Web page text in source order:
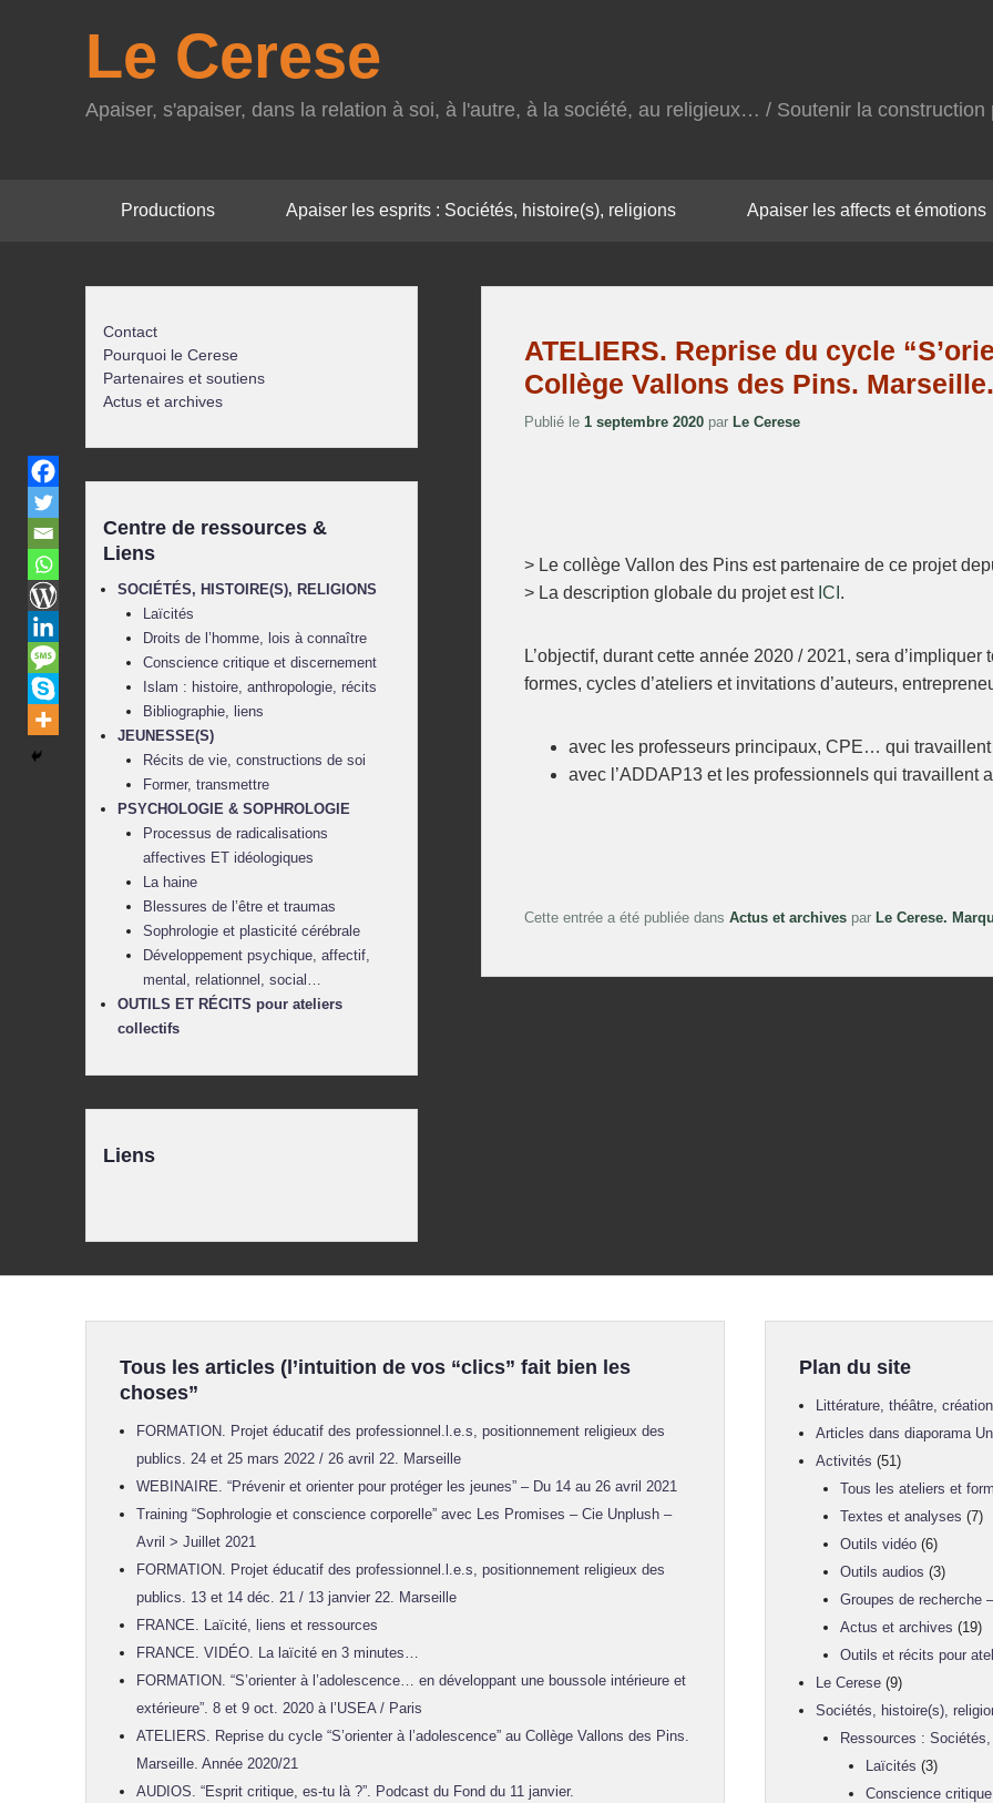
Le Cerese
Apaiser, s'apaiser, dans la relation à soi, à l'autre, à la société, au religieux… / Soutenir la
Productions Apaiser les esprits : Sociétés, histoire(s), religions Apaiser les affects et émotions
ATELIERS. Reprise du cycle
Collège Vallons des Pins.
Publié le 1 septembre 2020 par Le Cerese
> Le collège Vallon des Pins est partenaire de ce projet
> La description globale du projet est ICI .
L’objectif, durant cette année 2020 / 2021, sera
formes, cycles d’ateliers et invitations d’auteurs,
avec les professeurs principaux, CPE… qui travaillent
avec l’ADDAP13 et les professionnels qui travaillent
Cette entrée a été publiée dans Actus et archives par Le Cerese.
Contact
Pourquoi le Cerese
Partenaires et soutiens
Actus et archives
Centre de ressources &
Liens
SOCIÉTÉS, HISTOIRE(S), RELIGIONS
Laïcités
Droits de l’homme, lois à connaître
Conscience critique et discernement
Islam : histoire, anthropologie, récits
Bibliographie, liens
JEUNESSE(S)
Récits de vie, constructions de soi
Former, transmettre
PSYCHOLOGIE & SOPHROLOGIE
Processus de radicalisations
affectives ET idéologiques
La haine
Blessures de l’être et traumas
Sophrologie et plasticité cérébrale
Développement psychique, affectif,
mental, relationnel, social…
OUTILS ET RÉCITS pour ateliers
collectifs
Liens
Tous les articles (l’intuition de vos “clics” fait bien les
choses”
FORMATION. Projet éducatif des professionnel.l.e.s, positionnement religieux des
publics. 24 et 25 mars 2022 / 26 avril 22. Marseille
WEBINAIRE. “Prévenir et orienter pour protéger les jeunes” – Du 14 au 26 avril 2021
Training “Sophrologie et conscience corporelle” avec Les Promises – Cie Unplush –
Avril > Juillet 2021
FORMATION. Projet éducatif des professionnel.l.e.s, positionnement religieux des
publics. 13 et 14 déc. 21 / 13 janvier 22. Marseille
FRANCE. Laïcité, liens et ressources
FRANCE. VIDÉO. La laïcité en 3 minutes…
FORMATION. “S’orienter à l’adolescence… en développant une boussole intérieure et
extérieure”. 8 et 9 oct. 2020 à l’USEA / Paris
ATELIERS. Reprise du cycle “S’orienter à l’adolescence” au Collège Vallons des Pins.
Marseille. Année 2020/21
AUDIOS. “Esprit critique, es-tu là ?”. Podcast du Fond du 11 janvier.
Plan du site
Littérature, théâtre,
Articles dans diaporama
Activités (51)
Tous les ateliers et
Textes et analyses (7)
Outils vidéo (6)
Outils audios (3)
Groupes de recherche
Actus et archives (19)
Outils et récits pour
Le Cerese(9)
Sociétés, histoire(s),
Ressources :
Laïcités (3)
Conscience